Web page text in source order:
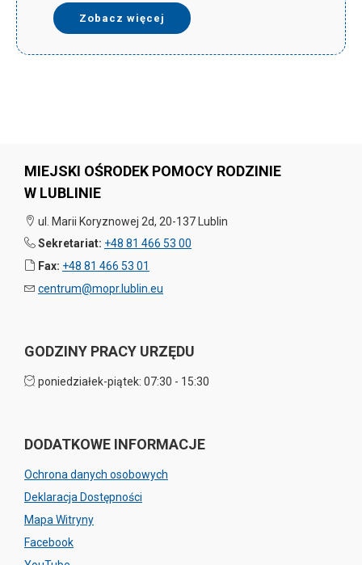
Zobacz więcej
MIEJSKI OŚRODEK POMOCY RODZINIE
W LUBLINIE
ul. Marii Koryznowej 2d, 20-137 Lublin
Sekretariat: +48 81 466 53 00
Fax: +48 81 466 53 01
centrum@mopr.lublin.eu
GODZINY PRACY URZĘDU
poniedziałek-piątek: 07:30 - 15:30
DODATKOWE INFORMACJE
Ochrona danych osobowych
Deklaracja Dostępności
Mapa Witryny
Facebook